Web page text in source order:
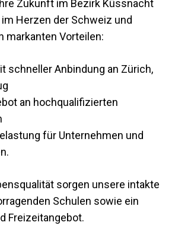
Zukunft im Bezirk Küssnacht
Herzen der Schweiz und
markanten Vorteilen:
schneller Anbindung an Zürich,
an hochqualifizierten
für Unternehmen und
sorgen unsere intakte
Schulen sowie ein
Freizeitangebot.